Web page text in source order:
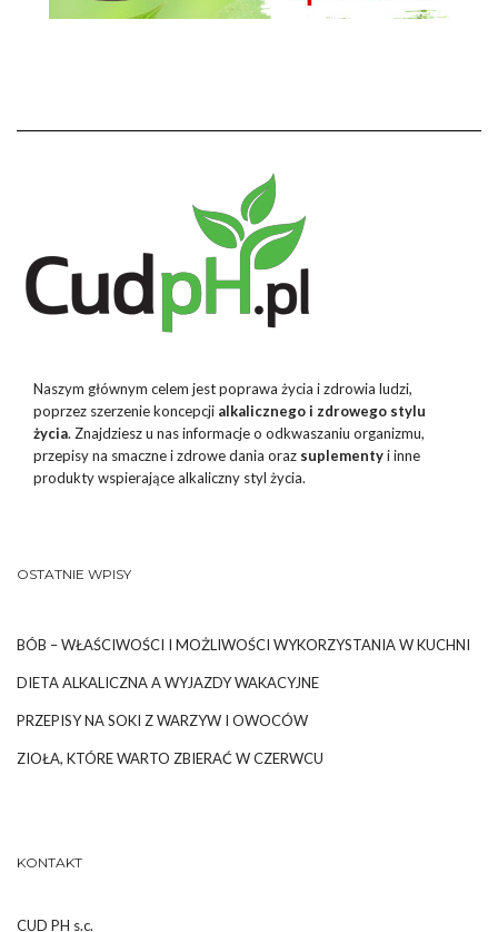
Naszym głównym celem jest poprawa życia i zdrowia ludzi,
poprzez szerzenie koncepcji alkalicznego i zdrowego stylu
życia. Znajdziesz u nas informacje o odkwaszaniu organizmu,
przepisy na smaczne i zdrowe dania oraz suplementyi inne
produkty wspierające alkaliczny styl życia.
OSTATNIE WPISY
BÓB – WŁAŚCIWOŚCI I MOŻLIWOŚCI WYKORZYSTANIA W KUCHNI
DIETA ALKALICZNA A WYJAZDY WAKACYJNE
PRZEPISY NA SOKI Z WARZYW I OWOCÓW
ZIOŁA, KTÓRE WARTO ZBIERAĆ W CZERWCU
KONTAKT
CUD PH s.c.